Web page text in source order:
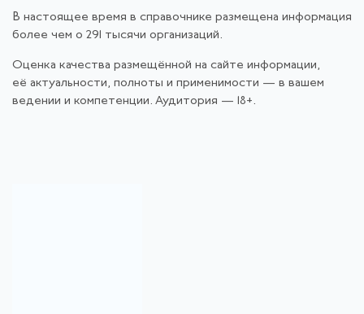
В настоящее время в справочнике размещена информация
более чем о 291 тысячи организаций.
Оценка качества размещённой на сайте информации,
её актуальности, полноты и применимости — в вашем
ведении и компетенции. Аудитория — 18+.